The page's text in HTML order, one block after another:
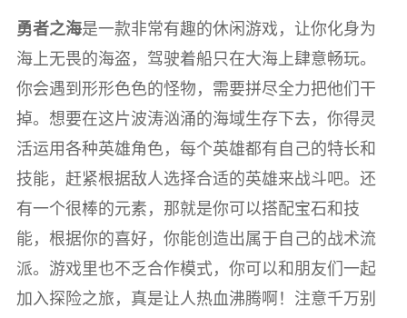
勇者之海是一款非常有趣的休闲游戏，让你化身为
海上无畏的海盗，驾驶着船只在大海上肆意畅玩。
你会遇到形形色色的怪物，需要拼尽全力把他们干
掉。想要在这片波涛汹涌的海域生存下去，你得灵
活运用各种英雄角色，每个英雄都有自己的特长和
技能，赶紧根据敌人选择合适的英雄来战斗吧。还
有一个很棒的元素，那就是你可以搭配宝石和技
能，根据你的喜好，你能创造出属于自己的战术流
派。游戏里也不乏合作模式，你可以和朋友们一起
加入探险之旅，真是让人热血沸腾啊！注意千万别